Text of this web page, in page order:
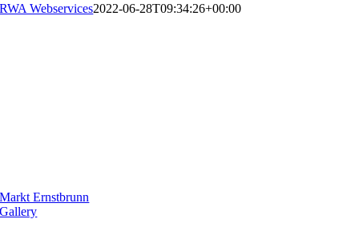
RWA Webservices2022-06-28T09:34:26+00:00
Markt Ernstbrunn
Gallery